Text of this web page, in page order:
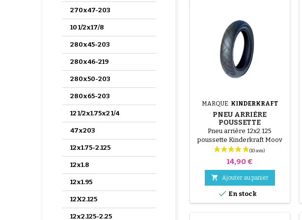
270x47-203
10 1/2x17/8
280x45-203
280x46-219
280x50-203
280x65-203
12 1/2x1.75x2 1/4
47x203
12x1.75-2.125
12x1.8
12x1.95
12X2.125
12x2.125-2.25
MARQUE: KINDERKRAFT
PNEU ARRIÈRE
POUSSETTE
KINDERKRAFT MOOV
Pneu arrière 12x2.125
poussette Kinderkraft Moov
Prix
14,90 €
 Ajouter au panier
 En stock